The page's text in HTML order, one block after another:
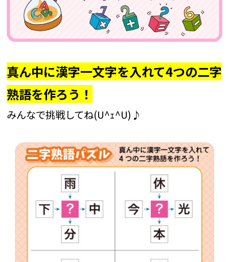
真ん中に漢字一文字を入れて4つの二字
熟語を作ろう！
みんなで挑戦してね(U^ｪ^U)♪